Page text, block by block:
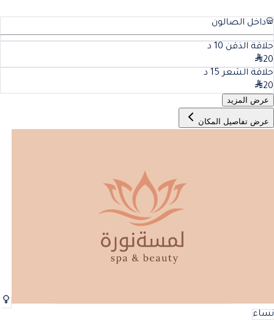
داخل الصالون
حلاقة الذقن 10 د
20
حلاقة الشعر 15 د
20
عرض المزيد
عرض تفاصيل المكان
نساء